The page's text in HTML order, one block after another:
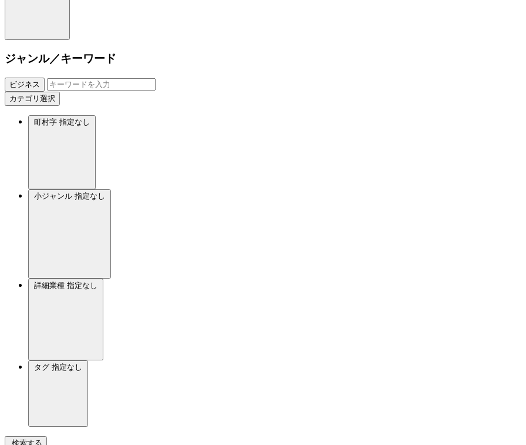
ジャンル／キーワード
ビジネス
カテゴリ選択
町村字 指定なし
小ジャンル 指定なし
詳細業種 指定なし
タグ 指定なし
検索する